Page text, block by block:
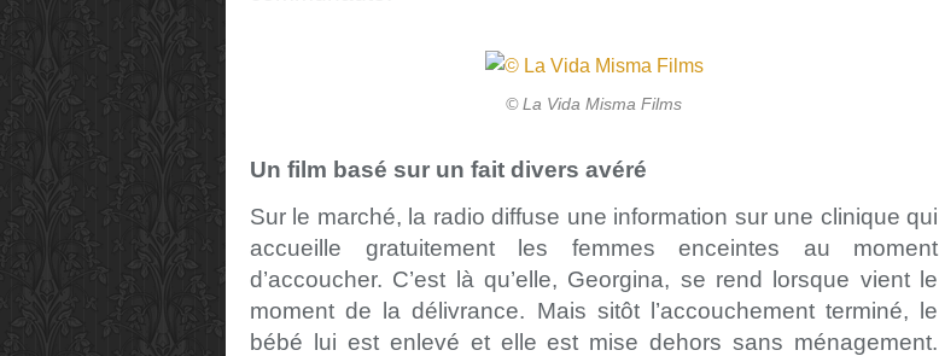
© La Vida Misma Films
Un film basé sur un fait divers avéré
Sur le marché, la radio diffuse une information sur une clinique qui
accueille gratuitement les femmes enceintes au moment
d’accoucher. C’est là qu’elle, Georgina, se rend lorsque vient le
moment de la délivrance. Mais sitôt l’accouchement terminé, le
bébé lui est enlevé et elle est mise dehors sans ménagement.